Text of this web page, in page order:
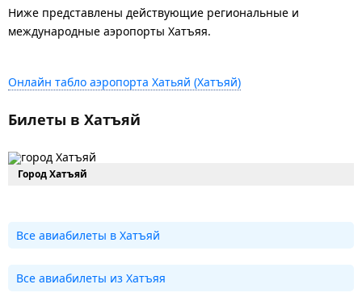
Ниже представлены действующие региональные и
международные аэропорты Хатъяя.
Онлайн табло аэропорта Хатьяй (Хатъяй)
Билеты в Хатъяй
Город Хатъяй
Все авиабилеты в Хатъяй
Все авиабилеты из Хатъяя